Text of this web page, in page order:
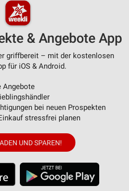
& Angebote App
griffbereit – mit der kostenlosen
für iOS & Android.
Angebote
bei neuen Prospekten
stressfrei planen
UND SPAREN!